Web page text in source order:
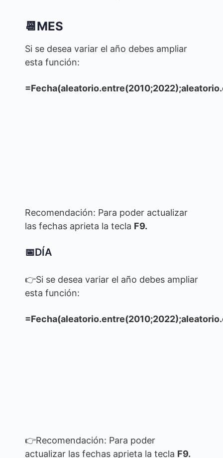
📆MES
Si se desea variar el año debes ampliar
esta función:
Recomendación: Para poder actualizar
las fechas aprieta la tecla F9.
📅DÍA
👉Si se desea variar el año debes ampliar
esta función:
👉Recomendación: Para poder
actualizar las fechas aprieta la tecla F9.